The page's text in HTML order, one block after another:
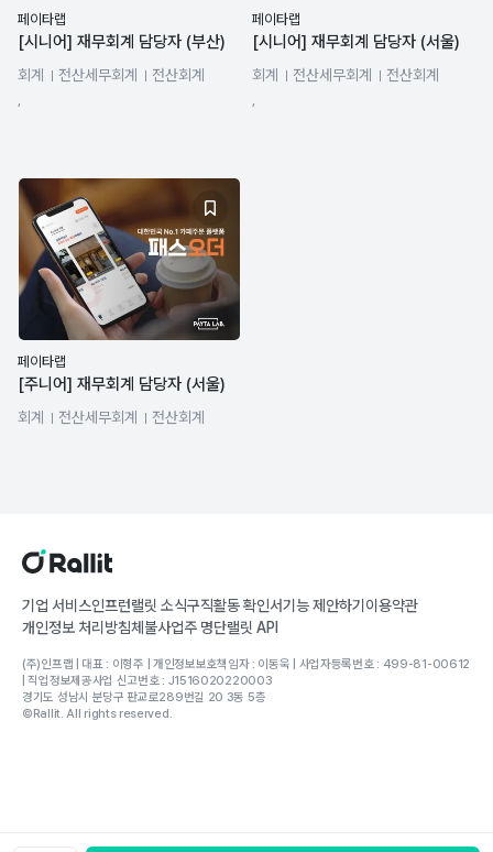
페이타랩
[시니어] 재무회계 담당자 (부산)
회계 전산세무회계
전산회계
페이타랩
[시니어] 재무회계 담당자 (서울)
회계 전산세무회계
전산회계
페이타랩
[주니어] 재무회계 담당자 (서울)
회계 전산세무회계
전산회계
기업 서비스인프런랠릿 소식구직활동 확인서기능 제안하기 이용약관
개인정보 처리방침체불사업주 명단랠릿 API
(주)인프랩 | 대표 : 이형주 | 개인정보보호책임자 : 이동욱 | 사업자등록번호 : 499-81-00612
| 직업정보제공사업 신고번호 : J1516020220003
경기도 성남시 분당구 판교로289번길 20 3동 5층
©Rallit. All rights reserved.